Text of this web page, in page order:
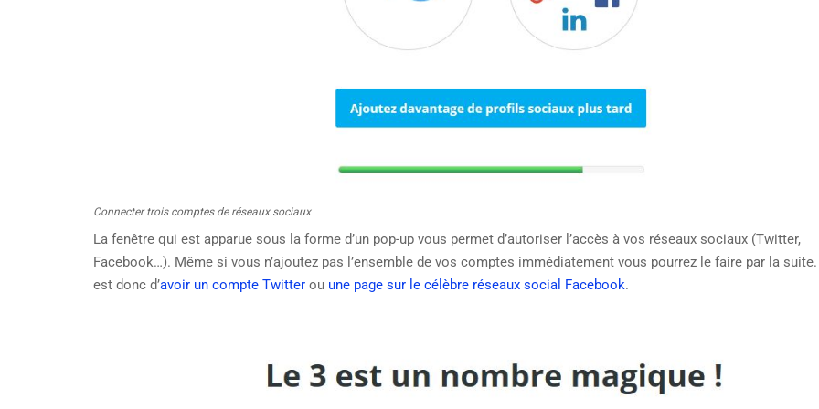
Connecter trois comptes de réseaux sociaux
La fenêtre qui est apparue sous la forme d’un pop-up vous permet d’autoriser l’accès à vos réseaux sociaux (Twitter,
Facebook…). Même si vous n’ajoutez pas l’ensemble de vos comptes immédiatement vous pourrez le faire par la suite.
est donc d’avoir un compte Twitter ou une page sur le célèbre réseaux social Facebook.